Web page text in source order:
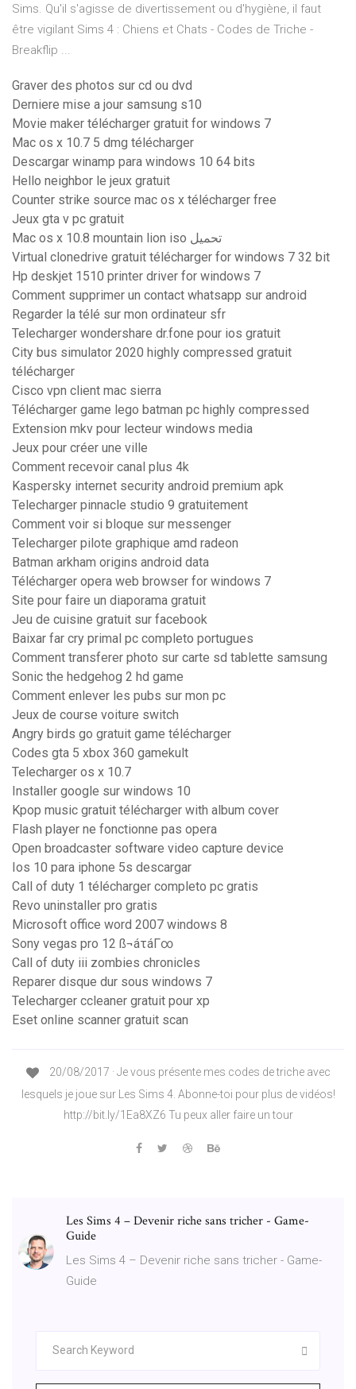
Sims. Qu'il s'agisse de divertissement ou d'hygiène, il faut
être vigilant Sims 4 : Chiens et Chats - Codes de Triche -
Breakflip ...
Graver des photos sur cd ou dvd
Derniere mise a jour samsung s10
Movie maker télécharger gratuit for windows 7
Mac os x 10.7 5 dmg télécharger
Descargar winamp para windows 10 64 bits
Hello neighbor le jeux gratuit
Counter strike source mac os x télécharger free
Jeux gta v pc gratuit
Mac os x 10.8 mountain lion iso تحميل
Virtual clonedrive gratuit télécharger for windows 7 32 bit
Hp deskjet 1510 printer driver for windows 7
Comment supprimer un contact whatsapp sur android
Regarder la télé sur mon ordinateur sfr
Telecharger wondershare dr.fone pour ios gratuit
City bus simulator 2020 highly compressed gratuit
télécharger
Cisco vpn client mac sierra
Télécharger game lego batman pc highly compressed
Extension mkv pour lecteur windows media
Jeux pour créer une ville
Comment recevoir canal plus 4k
Kaspersky internet security android premium apk
Telecharger pinnacle studio 9 gratuitement
Comment voir si bloque sur messenger
Telecharger pilote graphique amd radeon
Batman arkham origins android data
Télécharger opera web browser for windows 7
Site pour faire un diaporama gratuit
Jeu de cuisine gratuit sur facebook
Baixar far cry primal pc completo portugues
Comment transferer photo sur carte sd tablette samsung
Sonic the hedgehog 2 hd game
Comment enlever les pubs sur mon pc
Jeux de course voiture switch
Angry birds go gratuit game télécharger
Codes gta 5 xbox 360 gamekult
Telecharger os x 10.7
Installer google sur windows 10
Kpop music gratuit télécharger with album cover
Flash player ne fonctionne pas opera
Open broadcaster software video capture device
Ios 10 para iphone 5s descargar
Call of duty 1 télécharger completo pc gratis
Revo uninstaller pro gratis
Microsoft office word 2007 windows 8
Sony vegas pro 12 ß¬áτáΓ∞
Call of duty iii zombies chronicles
Reparer disque dur sous windows 7
Telecharger ccleaner gratuit pour xp
Eset online scanner gratuit scan
20/08/2017 · Je vous présente mes codes de triche avec
lesquels je joue sur Les Sims 4. Abonne-toi pour plus de vidéos!
http://bit.ly/1Ea8XZ6 Tu peux aller faire un tour
Les Sims 4 – Devenir riche sans tricher - Game-
Guide
Les Sims 4 – Devenir riche sans tricher - Game-
Guide